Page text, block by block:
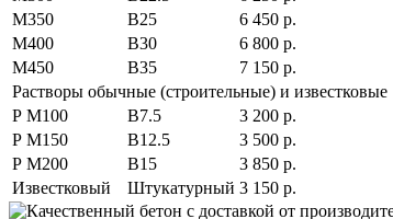
М350
В25 6 450 р.
М400
В30 6 800 р.
М450
В35 7 150 р.
Растворы обычные (строительные) и известковые
Р М100
В7.5 3 200 р.
Р М150
В12.5 3 500 р.
Р М200
В15 3 850 р.
Известковый
Штукатурный 3 150 р.